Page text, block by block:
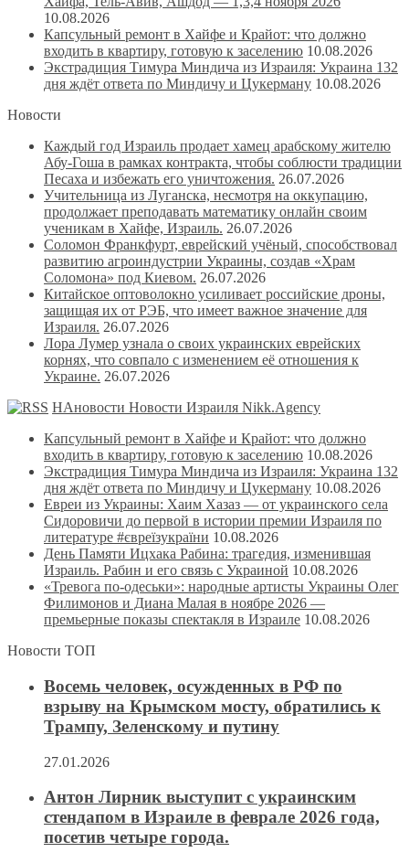
10.08.2026
Капсульный ремонт в Хайфе и Крайот: что должно
входить в квартиру, готовую к заселению 10.08.2026
Экстрадиция Тимура Миндича из Израиля: Украина 132
дня ждёт ответа по Миндичу и Цукерману 10.08.2026
Новости
Каждый год Израиль продает хамец арабскому жителю
Абу-Гоша в рамках контракта, чтобы соблюсти традиции
Песаха и избежать его уничтожения. 26.07.2026
Учительница из Луганска, несмотря на оккупацию,
продолжает преподавать математику онлайн своим
ученикам в Хайфе, Израиль. 26.07.2026
Соломон Франкфурт, еврейский учёный, способствовал
развитию агроиндустрии Украины, создав «Храм
Соломона» под Киевом. 26.07.2026
Китайское оптоволокно усиливает российские дроны,
защищая их от РЭБ, что имеет важное значение для
Израиля. 26.07.2026
Лора Лумер узнала о своих украинских еврейских
корнях, что совпало с изменением её отношения к
Украине. 26.07.2026
НАновости Новости Израиля Nikk.Agency
Капсульный ремонт в Хайфе и Крайот: что должно
входить в квартиру, готовую к заселению 10.08.2026
Экстрадиция Тимура Миндича из Израиля: Украина 132
дня ждёт ответа по Миндичу и Цукерману 10.08.2026
Евреи из Украины: Хаим Хазаз — от украинского села
Сидоровичи до первой в истории премии Израиля по
литературе #євреїзукраїни 10.08.2026
День Памяти Ицхака Рабина: трагедия, изменившая
Израиль. Рабин и его связь с Украиной 10.08.2026
«Тревога по-одеськи»: народные артисты Украины Олег
Филимонов и Диана Малая в ноябре 2026 —
премьерные показы спектакля в Израиле 10.08.2026
Новости ТОП
Восемь человек, осужденных в РФ по
взрыву на Крымском мосту, обратились к
Трампу, Зеленскому и путину
27.01.2026
Антон Лирник выступит с украинским
стендапом в Израиле в феврале 2026 года,
посетив четыре города.